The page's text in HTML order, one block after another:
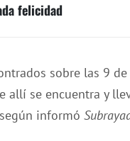
felicidad
sobre las 9
allí se encuentra y
informó